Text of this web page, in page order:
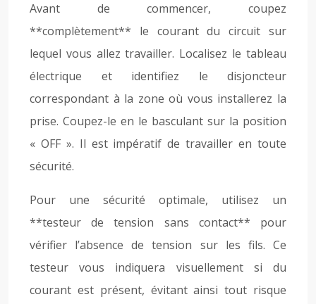
Avant de commencer, coupez
**complètement** le courant du circuit sur
lequel vous allez travailler. Localisez le tableau
électrique et identifiez le disjoncteur
correspondant à la zone où vous installerez la
prise. Coupez-le en le basculant sur la position
« OFF ». Il est impératif de travailler en toute
sécurité.
Pour une sécurité optimale, utilisez un
**testeur de tension sans contact** pour
vérifier l’absence de tension sur les fils. Ce
testeur vous indiquera visuellement si du
courant est présent, évitant ainsi tout risque